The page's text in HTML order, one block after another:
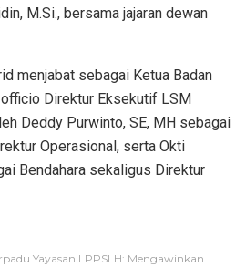
M.Si., bersama jajaran dewan
menjabat sebagai Ketua Badan
Direktur Eksekutif LSM
Deddy Purwinto, SE, MH sebagai
Operasional, serta Okti
Bendahara sekaligus Direktur
Yayasan LPPSLH: Mengawinkan